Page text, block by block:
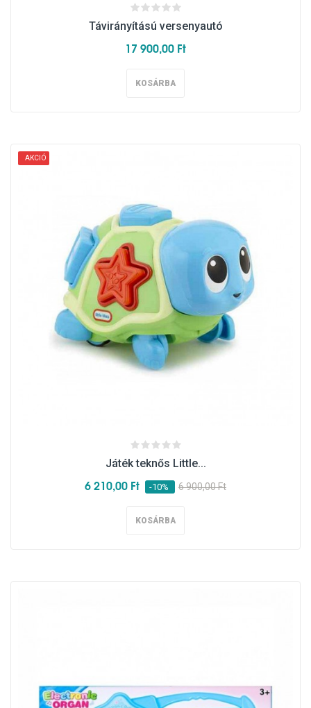
Távirányítású versenyautó
17 900,00 Ft
KOSÁRBA
AKCIÓ
Játék teknős Little...
6 210,00 Ft -10% 6 900,00 Ft
KOSÁRBA